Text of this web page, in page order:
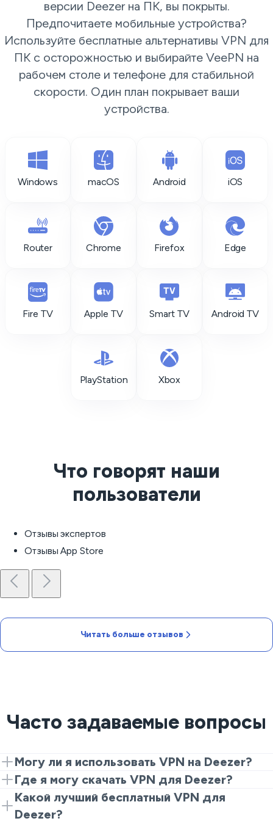
версии Deezer на ПК, вы покрыты.
Предпочитаете мобильные устройства?
Используйте бесплатные альтернативы VPN для
ПК с осторожностью и выбирайте VeePN на
рабочем столе и телефоне для стабильной
скорости. Один план покрывает ваши
устройства.
Windows macOS Android iOS
Router Chrome Firefox Edge
Fire TV Apple TV Smart TV Android TV
PlayStation Xbox
Что говорят наши
пользователи
Отзывы экспертов
Отзывы App Store
Читать больше отзывов
Часто задаваемые вопросы
Могу ли я использовать VPN на Deezer?
Да. Установите VeePN, подключитесь к ближайшему
серверу и запустите приложение. Все это, чтобы
получить приватный и стабильный маршрут.
Где я могу скачать VPN для Deezer?
Загрузите VeePN с нашего сайта или из магазинов
приложений, установите его, выберите место и
Какой лучший бесплатный VPN для
Deezer?